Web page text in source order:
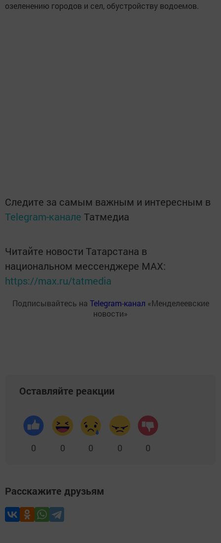
озеленению городов и сел, обустройству водоемов.
Следите за самым важным и интересным в
Telegram-канале Татмедиа
Читайте новости Татарстана в
национальном мессенджере MАХ:
https://max.ru/tatmedia
Подписывайтесь на Telegram-канал «Менделеевские
новости»
Оставляйте реакции
0 0 0 0 0
Расскажите друзьям